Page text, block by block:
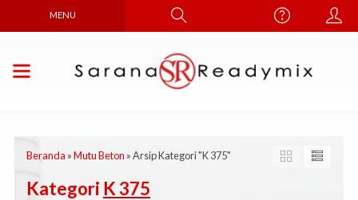
MENU
Beranda »Mutu Beton »Arsip Kategori "K 375"
Kategori K 375